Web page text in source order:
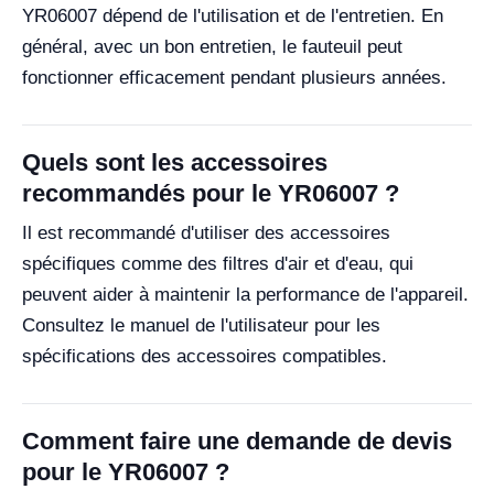
YR06007 dépend de l'utilisation et de l'entretien. En
général, avec un bon entretien, le fauteuil peut
fonctionner efficacement pendant plusieurs années.
Quels sont les accessoires
recommandés pour le YR06007 ?
Il est recommandé d'utiliser des accessoires
spécifiques comme des filtres d'air et d'eau, qui
peuvent aider à maintenir la performance de l'appareil.
Consultez le manuel de l'utilisateur pour les
spécifications des accessoires compatibles.
Comment faire une demande de devis
pour le YR06007 ?